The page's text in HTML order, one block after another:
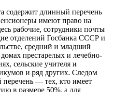
содержит длинный перечень
имеют право на
рабочие, сотрудники почты
отделений Госбанка СССР и
средний и младший
престарелых и лечебно-
сельские учителя и
и ряд других. Следом
— тех, кто имеет
в размере 50%, а для